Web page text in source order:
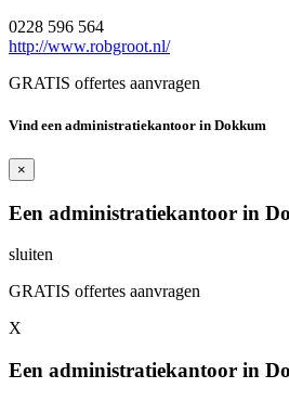
0228 596 564
http://www.robgroot.nl/
GRATIS offertes aanvragen
Vind een administratiekantoor in Dokkum
×
Een administratiekantoor in
sluiten
GRATIS offertes aanvragen
X
Een administratiekantoor in